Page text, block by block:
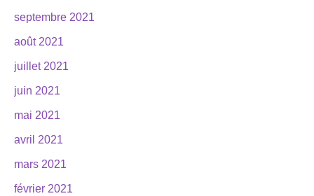
septembre 2021
août 2021
juillet 2021
juin 2021
mai 2021
avril 2021
mars 2021
février 2021